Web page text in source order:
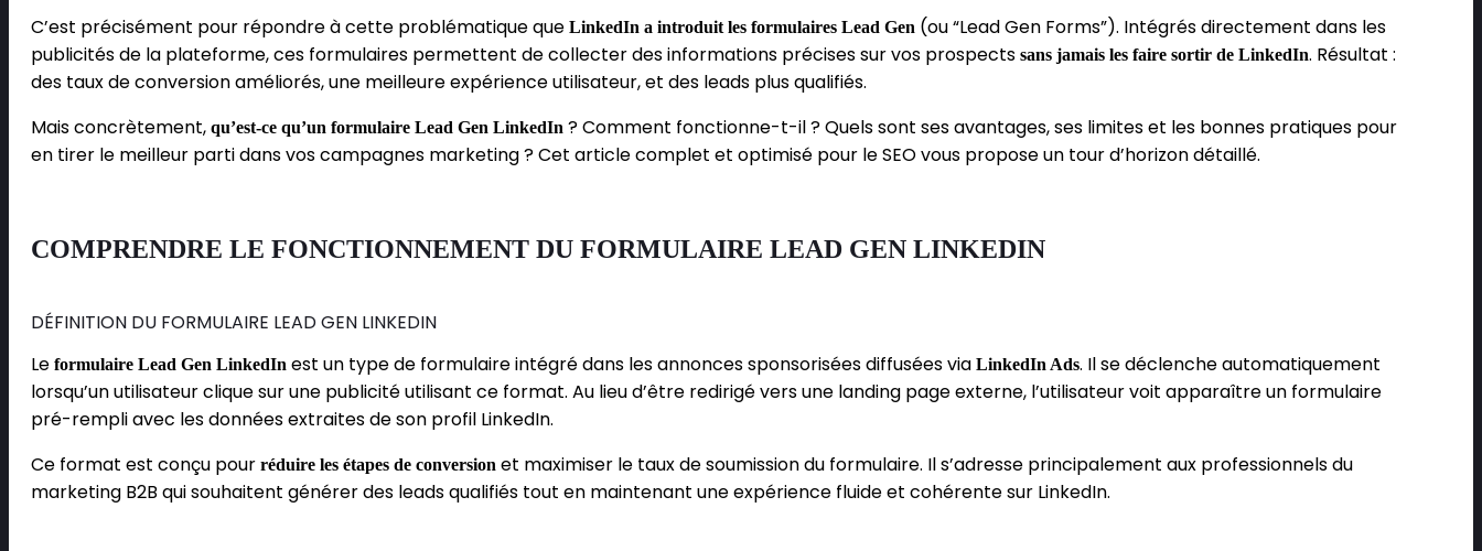
C’est précisément pour répondre à cette problématique que LinkedIn a introduit les formulaires Lead Gen (ou “Lead Gen Forms”). Intégrés directement dans les
publicités de la plateforme, ces formulaires permettent de collecter des informations précises sur vos prospects sans jamais les faire sortir de LinkedIn. Résultat :
des taux de conversion améliorés, une meilleure expérience utilisateur, et des leads plus qualifiés.
Mais concrètement, qu’est-ce qu’un formulaire Lead Gen LinkedIn ? Comment fonctionne-t-il ? Quels sont ses avantages, ses limites et les bonnes pratiques pour
en tirer le meilleur parti dans vos campagnes marketing ? Cet article complet et optimisé pour le SEO vous propose un tour d’horizon détaillé.
COMPRENDRE LE FONCTIONNEMENT DU FORMULAIRE LEAD GEN LINKEDIN
DÉFINITION DU FORMULAIRE LEAD GEN LINKEDIN
Le formulaire Lead Gen LinkedIn est un type de formulaire intégré dans les annonces sponsorisées diffusées via LinkedIn Ads. Il se déclenche automatiquement
lorsqu’un utilisateur clique sur une publicité utilisant ce format. Au lieu d’être redirigé vers une landing page externe, l’utilisateur voit apparaître un formulaire
pré-rempli avec les données extraites de son profil LinkedIn.
Ce format est conçu pour réduire les étapes de conversion et maximiser le taux de soumission du formulaire. Il s’adresse principalement aux professionnels du
marketing B2B qui souhaitent générer des leads qualifiés tout en maintenant une expérience fluide et cohérente sur LinkedIn.